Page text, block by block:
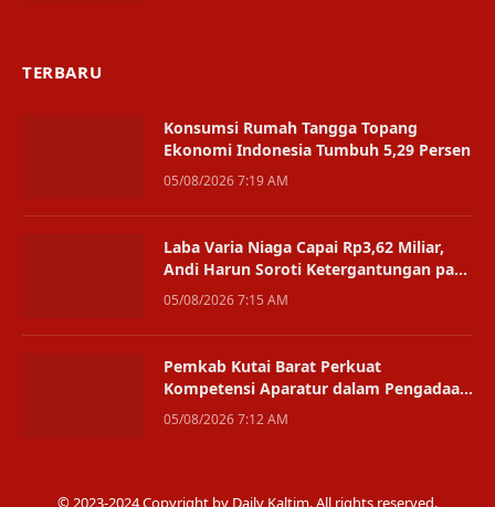
TERBARU
Konsumsi Rumah Tangga Topang
Ekonomi Indonesia Tumbuh 5,29 Persen
05/08/2026 7:19 AM
Laba Varia Niaga Capai Rp3,62 Miliar,
Andi Harun Soroti Ketergantungan pada
Satu Bisnis
05/08/2026 7:15 AM
Pemkab Kutai Barat Perkuat
Kompetensi Aparatur dalam Pengadaan
Digital
05/08/2026 7:12 AM
© 2023-2024 Copyright by Daily Kaltim. All rights reserved.